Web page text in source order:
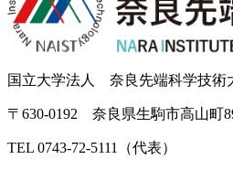
国立大学法人 奈良先端科学技術
〒630-0192 奈良県生駒市高山町
TEL 0743-72-5111（代表）